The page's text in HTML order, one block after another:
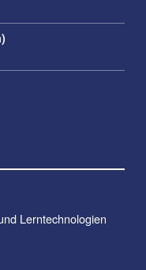
Lerntechnologien